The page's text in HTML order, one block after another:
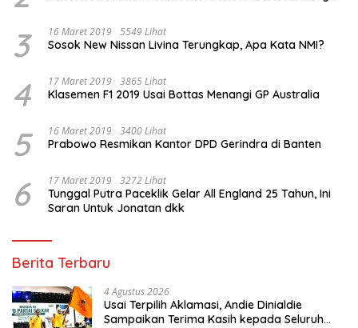
3 16 Maret 2019 5549 Lihat
Sosok New Nissan Livina Terungkap, Apa Kata NMI?
4 17 Maret 2019 3865 Lihat
Klasemen F1 2019 Usai Bottas Menangi GP Australia
5 16 Maret 2019 3400 Lihat
Prabowo Resmikan Kantor DPD Gerindra di Banten
6 17 Maret 2019 3272 Lihat
Tunggal Putra Paceklik Gelar All England 25 Tahun, Ini
Saran Untuk Jonatan dkk
Berita Terbaru
4 Agustus 2026
Usai Terpilih Aklamasi, Andie Dinialdie
Sampaikan Terima Kasih kepada Seluruh